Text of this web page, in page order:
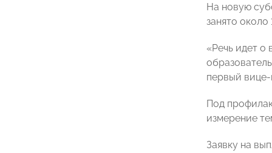
На новую
занято около
«Речь идет о
первый
Под
измерение
Заявку на